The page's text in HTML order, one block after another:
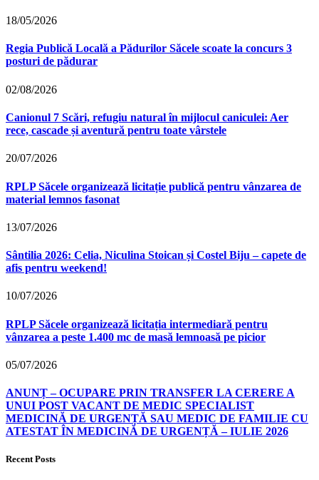
18/05/2026
Regia Publică Locală a Pădurilor Săcele scoate la concurs 3
posturi de pădurar
02/08/2026
Canionul 7 Scări, refugiu natural în mijlocul caniculei: Aer
rece, cascade și aventură pentru toate vârstele
20/07/2026
RPLP Săcele organizează licitație publică pentru vânzarea de
material lemnos fasonat
13/07/2026
Sântilia 2026: Celia, Niculina Stoican și Costel Biju – capete de
afis pentru weekend!
10/07/2026
RPLP Săcele organizează licitația intermediară pentru
vânzarea a peste 1.400 mc de masă lemnoasă pe picior
05/07/2026
ANUNȚ – OCUPARE PRIN TRANSFER LA CERERE A
UNUI POST VACANT DE MEDIC SPECIALIST
MEDICINĂ DE URGENȚĂ SAU MEDIC DE FAMILIE CU
ATESTAT ÎN MEDICINĂ DE URGENȚĂ – IULIE 2026
Recent Posts